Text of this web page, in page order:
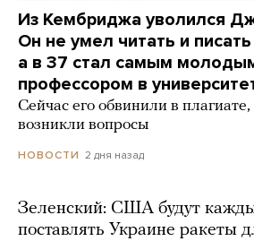
Из Кембриджа уволился
Он не умел читать и
а в 37 стал самым
профессором в
Сейчас его обвинили в
возникли вопросы
НОВОСТИ 2 дня назад
Зеленский: США будут
поставлять Украине ракеты